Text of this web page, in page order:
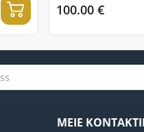
100.00 €
MEIE